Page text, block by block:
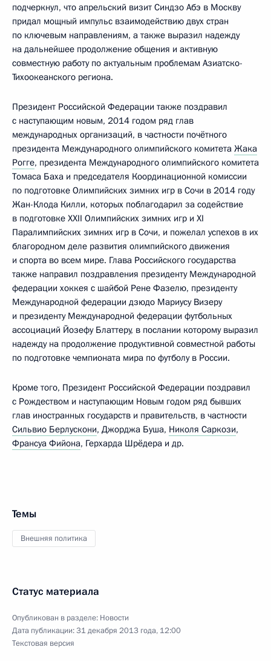
подчеркнул, что апрельский визит Синдзо Абэ в Москву
придал мощный импульс взаимодействию двух стран
по ключевым направлениям, а также выразил надежду
на дальнейшее продолжение общения и активную
совместную работу по актуальным проблемам Азиатско-
Тихоокеанского региона.
Президент Российской Федерации также поздравил
с наступающим новым, 2014 годом ряд глав
международных организаций, в частности почётного
президента Международного олимпийского комитета Жака
Рогге, президента Международного олимпийского комитета
Томаса Баха и председателя Координационной комиссии
по подготовке Олимпийских зимних игр в Сочи в 2014 году
Жан-Клода Килли, которых поблагодарил за содействие
в подготовке XXII Олимпийских зимних игр и XI
Паралимпийских зимних игр в Сочи, и пожелал успехов в их
благородном деле развития олимпийского движения
и спорта во всем мире. Глава Российского государства
также направил поздравления президенту Международной
федерации хоккея с шайбой Рене Фазелю, президенту
Международной федерации дзюдо Мариусу Визеру
и президенту Международной федерации футбольных
ассоциаций Йозефу Блаттеру, в послании которому выразил
надежду на продолжение продуктивной совместной работы
по подготовке чемпионата мира по футболу в России.
Кроме того, Президент Российской Федерации поздравил
с Рождеством и наступающим Новым годом ряд бывших
глав иностранных государств и правительств, в частности
Сильвио Берлускони, Джорджа Буша, Николя Саркози,
Франсуа Фийона, Герхарда Шрёдера и др.
Темы
Внешняя политика
Статус материала
Опубликован в разделе: Новости
Дата публикации:31 декабря 2013 года, 12:00
Текстовая версия